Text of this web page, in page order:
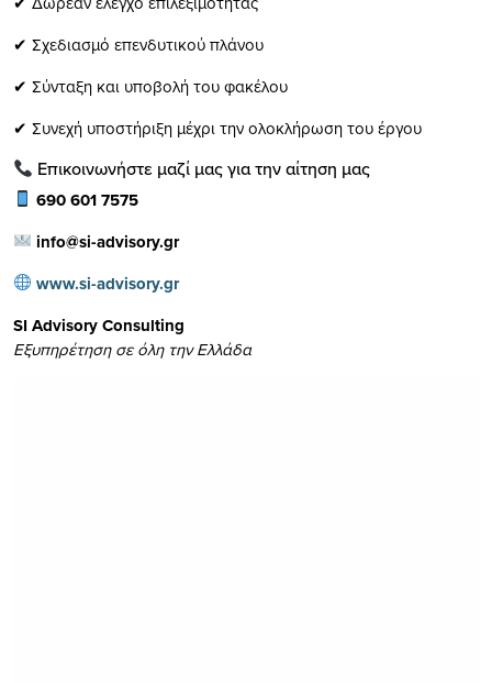
✔ Σχεδιασμό επενδυτικού πλάνου
✔ Σύνταξη και υποβολή του φακέλου
✔ Συνεχή υποστήριξη μέχρι την ολοκλήρωση του έργου
Επικοινωνήστε μαζί μας για την αίτηση μας
690 601 7575
info@si-advisory.gr
www.si-advisory.gr
SI Advisory Consulting
Εξυπηρέτηση σε όλη την Ελλάδα